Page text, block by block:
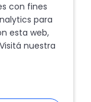
con fines
para
esta web,
nuestra